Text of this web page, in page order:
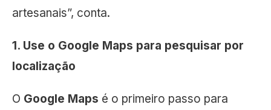
artesanais”, conta.
1. Use o Google Maps para pesquisar por
localização
O Google Maps é o primeiro passo para